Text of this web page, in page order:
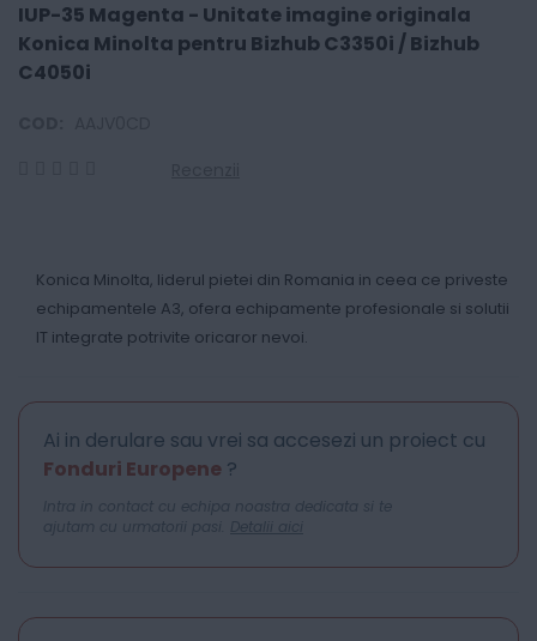
IUP-35 Magenta - Unitate imagine originala
Konica Minolta pentru Bizhub C3350i / Bizhub
C4050i
Konica Minolta, liderul pietei din Romania in ceea ce priveste
echipamentele A3, ofera echipamente profesionale si solutii
IT integrate potrivite oricaror nevoi.
Ai in derulare sau vrei sa accesezi un proiect cu
Fonduri Europene ?
Intra in contact cu echipa noastra dedicata si te
ajutam cu urmatorii pasi. Detalii aici